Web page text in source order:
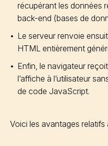
récupérant les données
back-end (bases de
Le serveur renvoie
HTML entièrement
Enfin, le navigateur
l’affiche à l’utilisateur
de code JavaScript.
Voici les avantages relatifs